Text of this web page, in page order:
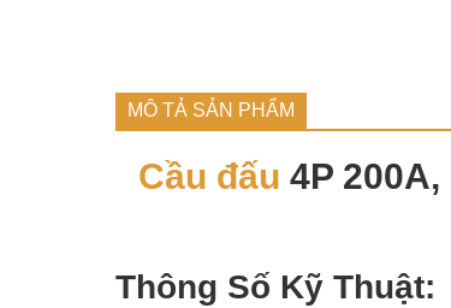
MÔ TẢ SẢN PHẨM
Cầu đấu 4P 200A,
Thông Số Kỹ Thuật: